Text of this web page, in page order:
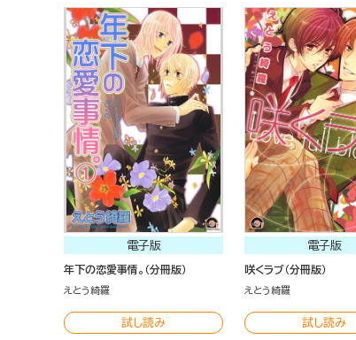
電子版
年下の恋愛事情。（分冊版）
えとう綺羅
試し読み
電子版
咲くラブ（分冊版）
えとう綺羅
試し読み